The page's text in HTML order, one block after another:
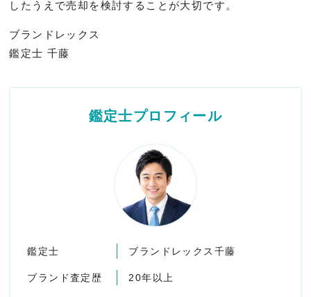
したうえで売却を検討することが大切です。
ブランドレックス
鑑定士 千藤
鑑定士プロフィール
鑑定士 ブランドレックス千藤
ブランド査定歴 20年以上